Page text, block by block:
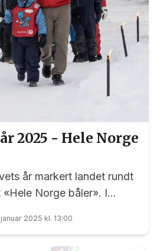
2025 - Hele Norge
år markert landet rundt
Norge båler». I
som hadde sine
i Bokkedalen og ved
2025 kl. 13:00